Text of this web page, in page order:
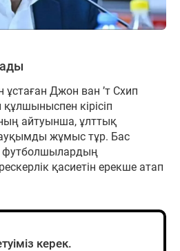
ұстаған Джон ван ’т Схип
кірісіп
айтуынша, ұлттық
жұмыс тұр. Бас
футболшылардың
қасиетін ерекше атап
керек.